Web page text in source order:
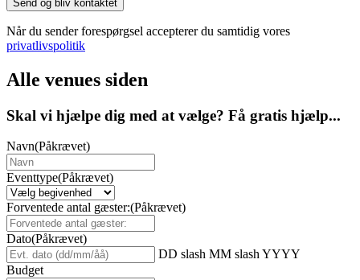
Når du sender forespørgsel accepterer du samtidig vores
privatlivspolitik
Alle venues siden
Skal vi hjælpe dig med at vælge? Få gratis hjælp...
Navn(Påkrævet)
Eventtype(Påkrævet)
Forventede antal gæster:(Påkrævet)
Dato(Påkrævet)
DD slash MM slash YYYY
Budget